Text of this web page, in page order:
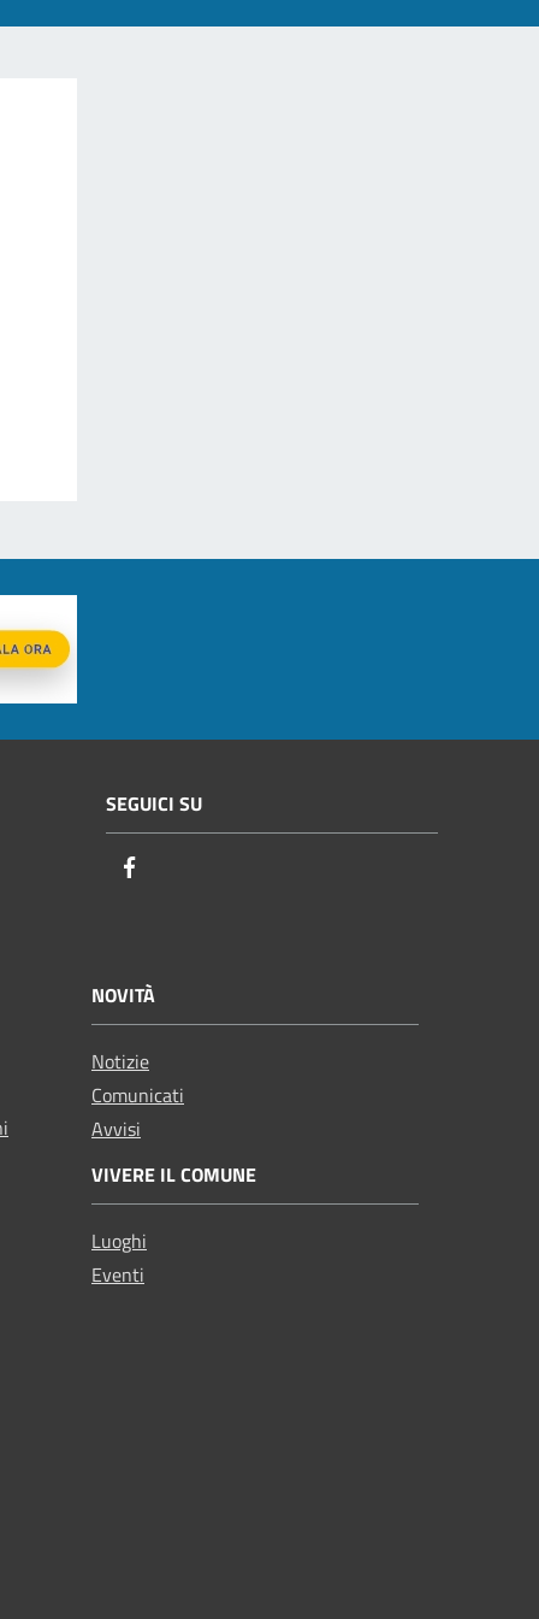
SEGUICI SU
NOVITÀ
Notizie
Comunicati
Avvisi
VIVERE IL COMUNE
Luoghi
Eventi